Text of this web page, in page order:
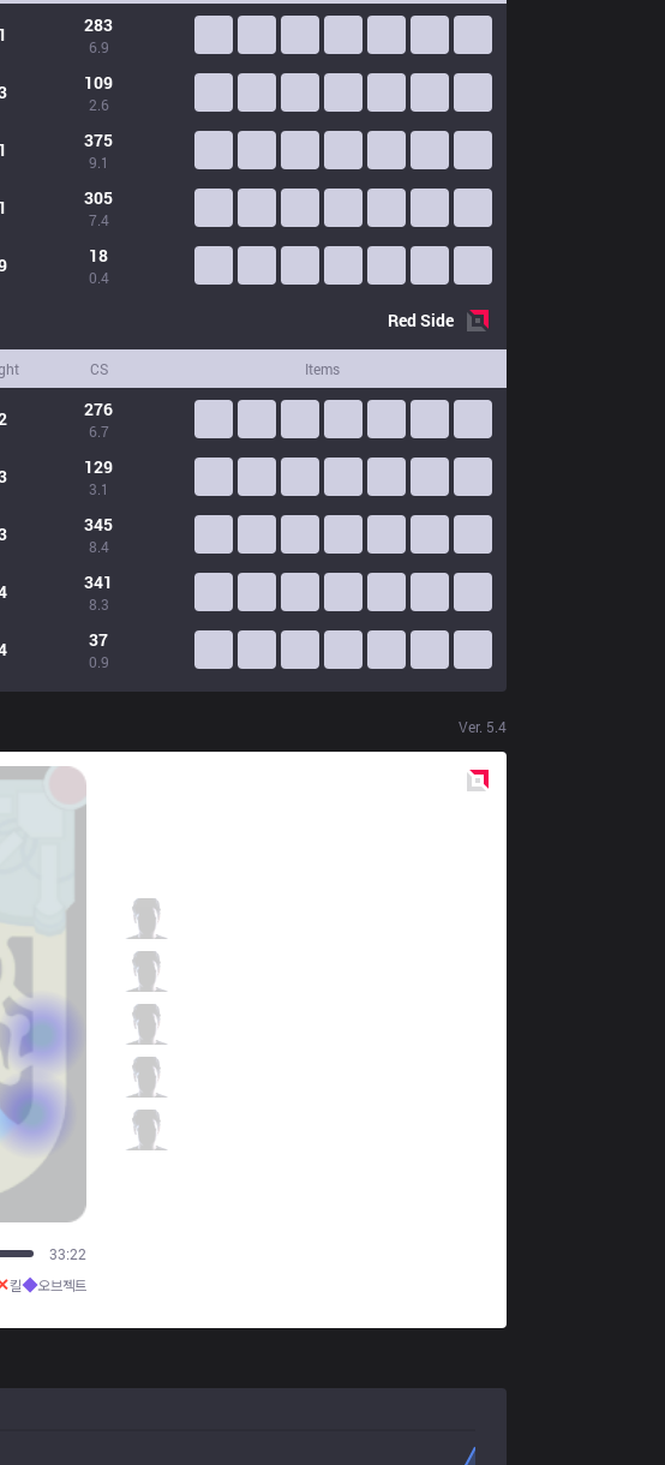
1 283
6.9
109
2.6
1 375
9.1
1 305
7.4
18
0.4
RedSide
CS Items
276
6.7
129
3.1
345
8.4
341
8.3
37
0.9
Ver. 5.4
37:24
킬◆오브젝트